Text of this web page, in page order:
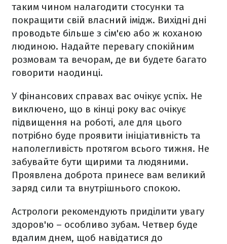
таким чином налагодити стосунки та
покращити свій власний імідж. Вихідні дні
проводьте більше з сім'єю або ж коханою
людиною. Надайте перевагу спокійним
розмовам та вечорам, де ви будете багато
говорити наодинці.
У фінансових справах вас очікує успіх. Не
виключено, що в кінці року вас очікує
підвищення на роботі, але для цього
потрібно буде проявити ініціативність та
наполегливість протягом всього тижня. Не
забувайте бути щирими та людяними.
Проявлена доброта принесе вам великий
заряд сили та внутрішнього спокою.
Астрологи рекомендують приділити увагу
здоров'ю – особливо зубам. Четвер буде
вдалим днем, щоб навідатися до